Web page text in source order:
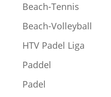
Beach-Tennis
Beach-Volleyball
HTV Padel Liga
Paddel
Padel